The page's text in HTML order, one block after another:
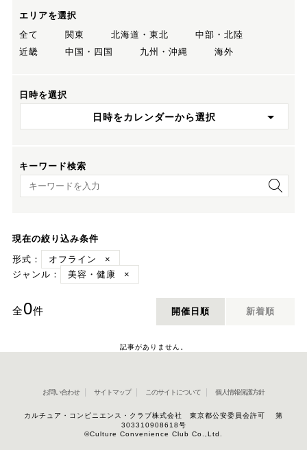
エリアを選択
全て
関東 北海道・東北
中部・北陸
近畿
中国・四国 九州・沖縄 海外
日時を選択
日時をカレンダーから選択
キーワード検索
キーワード検索
現在の絞り込み条件
形式：
オフライン
×
ジャンル：
美容・健康 ×
全0件 開催日順 新着順
記事がありません。
お問い合わせ サイトマップ このサイトについて 個人情報保護方針
カルチュア・コンビニエンス・クラブ株式会社 東京都公安委員会許可 第
303310908618号
©Culture Convenience Club Co.,Ltd.